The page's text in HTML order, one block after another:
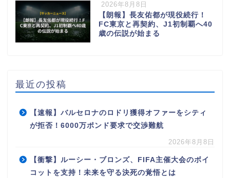
2026年8月8日
【朗報】長友佑都が現役続行！
FC東京と再契約、J1初制覇へ40
歳の伝説が始まる
最近の投稿
【速報】バルセロナのロドリ獲得オファーをシティ
が拒否！6000万ポンド要求で交渉難航
2026年8月8日
【衝撃】ルーシー・ブロンズ、FIFA主催大会のボイ
コットを支持！未来を守る決死の覚悟とは